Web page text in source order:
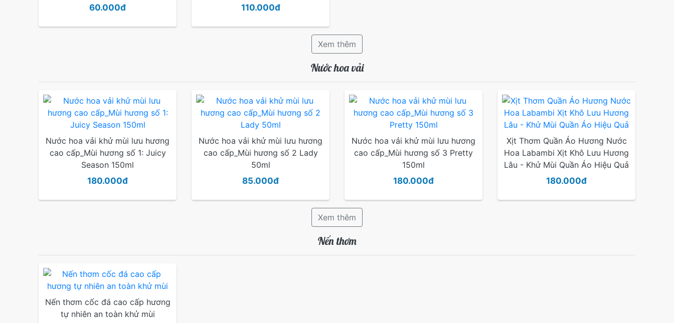
60.000đ
110.000đ
Xem thêm
Nước hoa vải
Nước hoa vải khử mùi lưu hương
cao cấp_Mùi hương số 1: Juicy
Season 150ml
180.000đ
Nước hoa vải khử mùi lưu hương
cao cấp_Mùi hương số 2 Lady
50ml
85.000đ
Nước hoa vải khử mùi lưu hương
cao cấp_Mùi hương số 3 Pretty
150ml
180.000đ
Xịt Thơm Quần Áo Hương Nước
Hoa Labambi Xịt Khô Lưu Hương
Lâu - Khử Mùi Quần Áo Hiệu Quả
180.000đ
Xem thêm
Nến thơm
Nến thơm cốc đá cao cấp hương
tự nhiên an toàn khử mùi